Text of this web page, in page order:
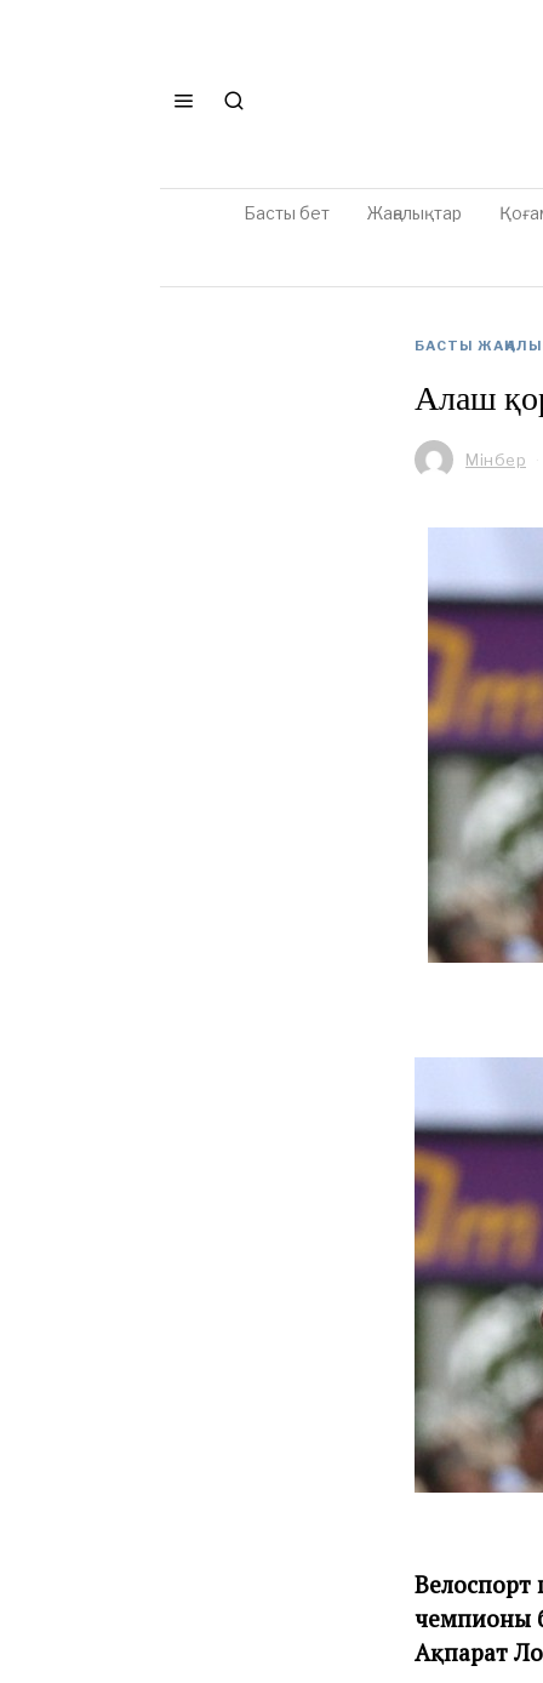
Басты бет Жаңалықтар
БАСТЫ
Алаш
Мінбер
Велоспорт
чемпионы
Ақпарат